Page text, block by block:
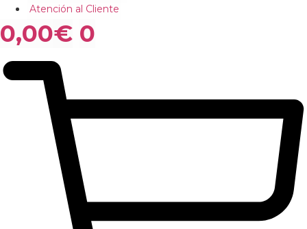
Atención al Cliente
0,00€ 0